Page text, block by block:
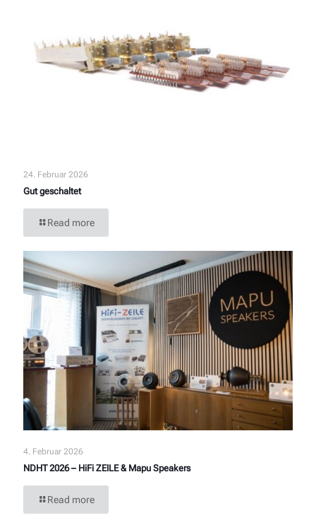
24. Februar 2026
Gut geschaltet
Read more
4. Februar 2026
NDHT 2026 – HiFi ZEILE & Mapu Speakers
Read more